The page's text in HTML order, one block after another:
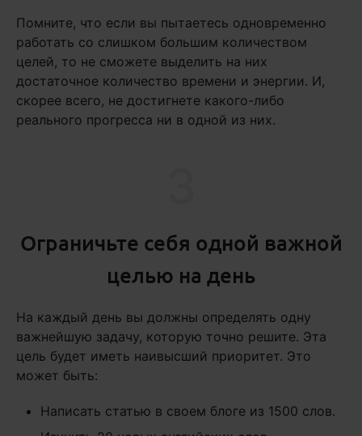
Помните, что если вы пытаетесь одновременно
работать со слишком большим количеством
целей, то не сможете выделить на них
достаточное количество времени и энергии. И,
скорее всего, не достигнете какого-либо
реального прогресса ни в одной из них.
Ограничьте себя одной важной
целью на день
На каждый день вы должны определять одну
важнейшую задачу, которую точно решите. Эта
цель будет иметь наивысший приоритет. Это
может быть:
Написать статью в своем блоге из 1500 слов.